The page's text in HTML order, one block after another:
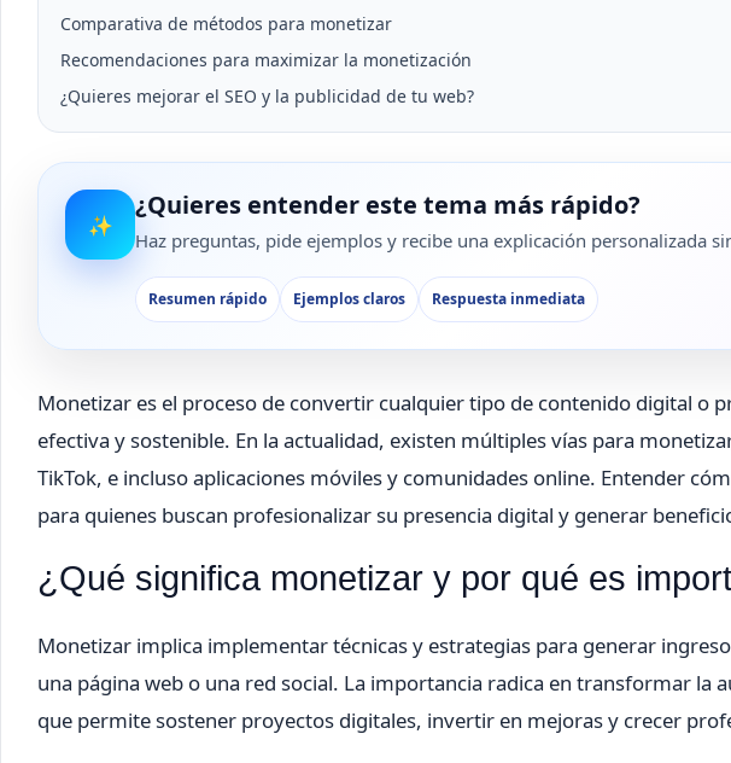
Comparativa de métodos para monetizar
Recomendaciones para maximizar la monetización
¿Quieres mejorar el SEO y la publicidad de tu web?
✨
¿Quieres entender este tema más rápido?
Haz preguntas, pide ejemplos y recibe una explicación personalizada
Resumen rápido Ejemplos claros Respuesta inmediata
Monetizar es el proceso de convertir cualquier tipo de contenido digital o
efectiva y sostenible. En la actualidad, existen múltiples vías para
TikTok, e incluso aplicaciones móviles y comunidades online. Entender
para quienes buscan profesionalizar su presencia digital y generar
¿Qué significa monetizar y por qué es
Monetizar implica implementar técnicas y estrategias para generar
una página web o una red social. La importancia radica en transformar la
que permite sostener proyectos digitales, invertir en mejoras y crecer